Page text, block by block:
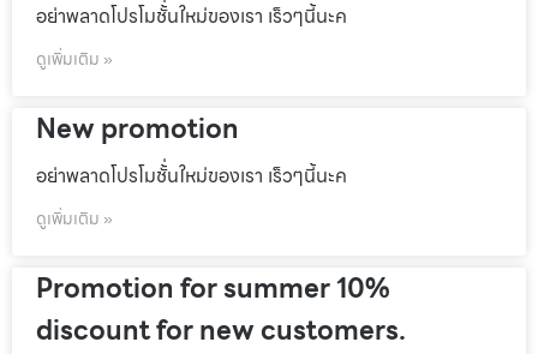
อย่าพลาดโปรโมชั้่นใหม่ของเรา เร็วๆนี้นะค
ดูเพิ่มเติม »
New promotion
อย่าพลาดโปรโมชั้่นใหม่ของเรา เร็วๆนี้นะค
ดูเพิ่มเติม »
Promotion for summer 10%
discount for new customers.